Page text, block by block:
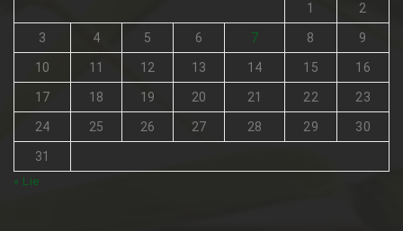
1 2
3 4 5 6 7 8 9
10 11 12 13 14 15 16
17 18 19 20 21 22 23
24 25 26 27 28 29 30
31
« Lie